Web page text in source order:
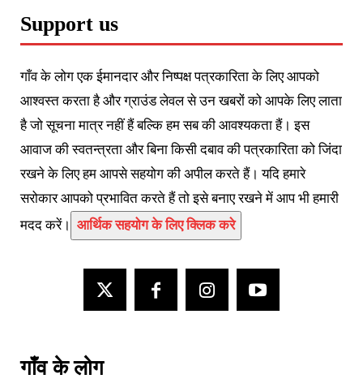
Support us
गाँव के लोग एक ईमानदार और निष्पक्ष पत्रकारिता के लिए आपको
आश्वस्त करता है और ग्राउंड लेवल से उन खबरों को आपके लिए लाता
है जो सूचना मात्र नहीं हैं बल्कि हम सब की आवश्यकता हैं। इस
आवाज की स्वतन्त्रता और बिना किसी दबाव की पत्रकारिता को जिंदा
रखने के लिए हम आपसे सहयोग की अपील करते हैं। यदि हमारे
सरोकार आपको प्रभावित करते हैं तो इसे बनाए रखने में आप भी हमारी
मदद करें। आर्थिक सहयोग के लिए क्लिक करे
गाँव के लोग